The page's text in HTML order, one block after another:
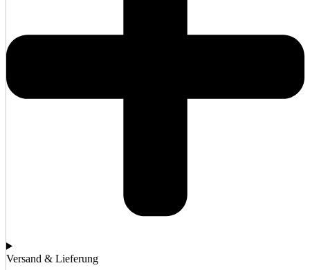
Versand & Lieferung